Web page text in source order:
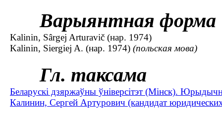
Варыянтная форма
Kalinin, Sârgej Arturavič (нар. 1974)
Kalinin, Siergiej A. (нар. 1974) (польская мова)
Гл. таксама
Беларускі дзяржаўны ўніверсітэт (Мінск).
Калинин, Сергей Артурович (кандидат